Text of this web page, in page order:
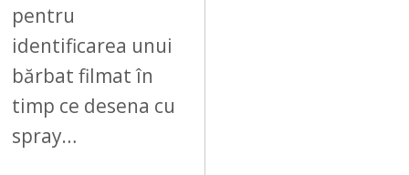
pentru
identificarea unui
bărbat filmat în
timp ce desena cu
spray…